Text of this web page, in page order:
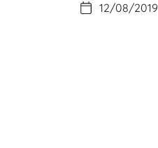
12/08/2019